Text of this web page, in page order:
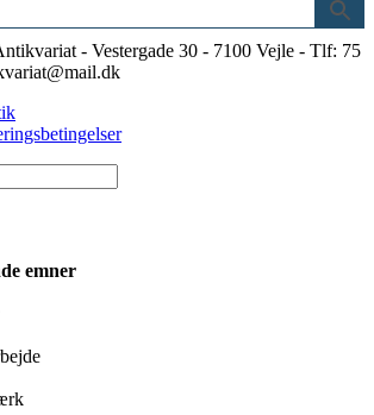
- Vestergade 30 - 7100 Vejle - Tlf: 75
emner